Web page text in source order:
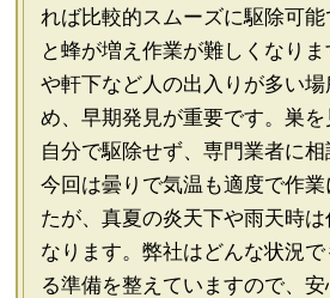
れば比較的スムーズに駆除可
と蜂が増え作業が難しくなり
や軒下など人の出入りが多い
め、早期発見が重要です。巣
自分で駆除せず、専門業者に相
今回は曇りで気温も適度で作
たが、真夏の炎天下や雨天時
なります。弊社はどんな状況
る準備を整えていますので、